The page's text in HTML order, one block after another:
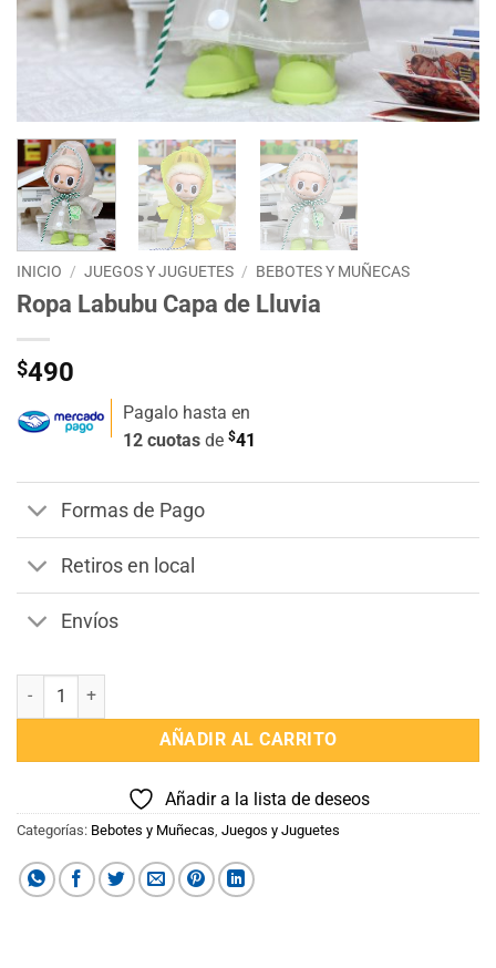
INICIO / JUEGOS Y JUGUETES / BEBOTES Y MUÑECAS
Ropa Labubu Capa de Lluvia
$490
Pagalo hasta en
12 cuotas de $41
Formas de Pago
Retiros en local
Envíos
Ropa Labubu Capa de Lluvia cantidad
AÑADIR AL CARRITO
Añadir a la lista de deseos
Categorías: Bebotes y Muñecas Juegos y Juguetes